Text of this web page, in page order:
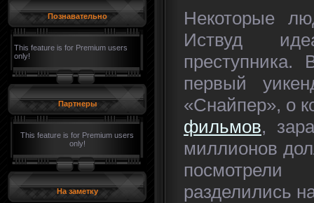
Познавательно
This feature is for Premium users
only!
Партнеры
This feature is for Premium users
only!
На заметку
Некоторые
Иствуд
первый
«Снайпер», о
фильмов,
миллионов
разделились